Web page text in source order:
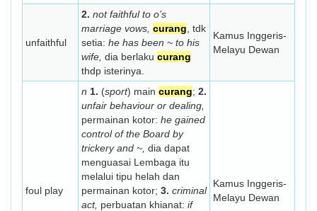
unfaithful
2. not faithful to o’s
marriage vows, curang , tdk
setia: he has been ~ to his
wife, dia berlaku curang
thdp isterinya.
Kamus Inggeris-
Melayu Dewan
foul play
n 1. (sport) main curang; 2.
unfair behaviour or dealing,
permainan kotor: he gained
control of the Board by
trickery and ~, dia dapat
menguasai Lembaga itu
melalui tipu helah dan
permainan kotor; 3. criminal
act, perbuatan khianat: if
Kamus Inggeris-
Melayu Dewan